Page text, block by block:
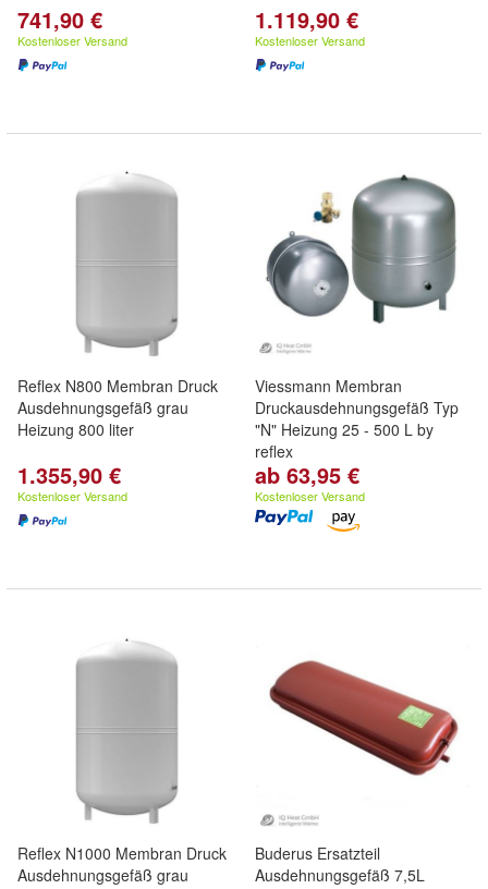
741,90 €
Kostenloser Versand
1.119,90 €
Kostenloser Versand
Reflex N800 Membran Druck
Ausdehnungsgefäß grau
Heizung 800 liter
1.355,90 €
Kostenloser Versand
Viessmann Membran
Druckausdehnungsgefäß Typ
"N" Heizung 25 - 500 L by
reflex
ab 63,95 €
Kostenloser Versand
Reflex N1000 Membran Druck
Ausdehnungsgefäß grau
Buderus Ersatzteil
Ausdehnungsgefäß 7,5L